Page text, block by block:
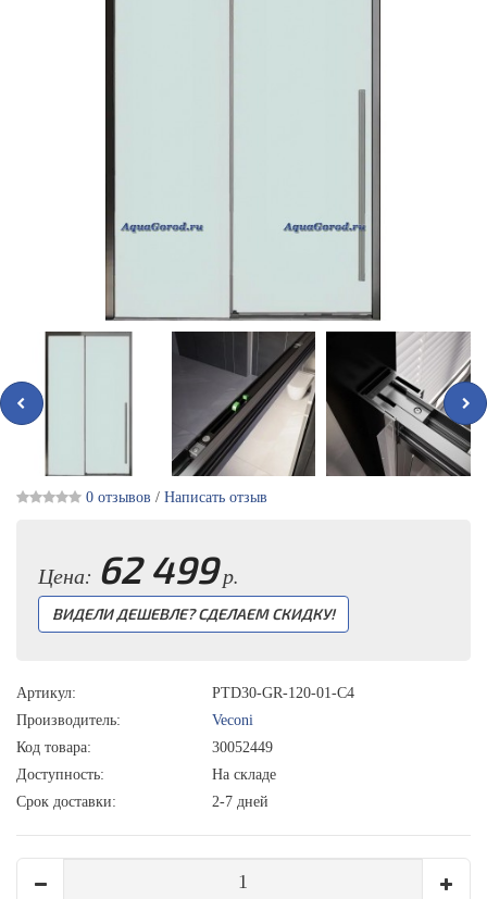
0 отзывов / Написать отзыв
Цена: 62 499р.
ВИДЕЛИ ДЕШЕВЛЕ? СДЕЛАЕМ СКИДКУ!
Артикул:
PTD30-GR-120-01-C4
Производитель:
Veconi
Код товара:
30052449
Доступность:
На складе
Срок доставки:
2-7 дней